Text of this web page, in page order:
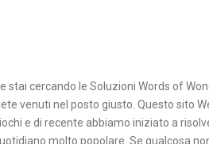
stai cercando le Soluzioni Words of
venuti nel posto giusto. Questo sito
e di recente abbiamo iniziato a
molto popolare. Se qualcosa